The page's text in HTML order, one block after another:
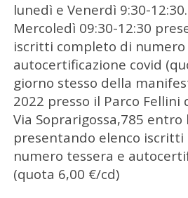
lunedì e Venerdì 9:30-
Mercoledì 09:30-12:30
iscritti completo di numero
autocertificazione covid
giorno stesso della
2022 presso il Parco
Via Soprarigossa,785 entro
presentando elenco
numero tessera e
(quota 6,00 €/cd)